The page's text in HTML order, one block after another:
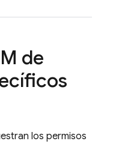
de
los permisos